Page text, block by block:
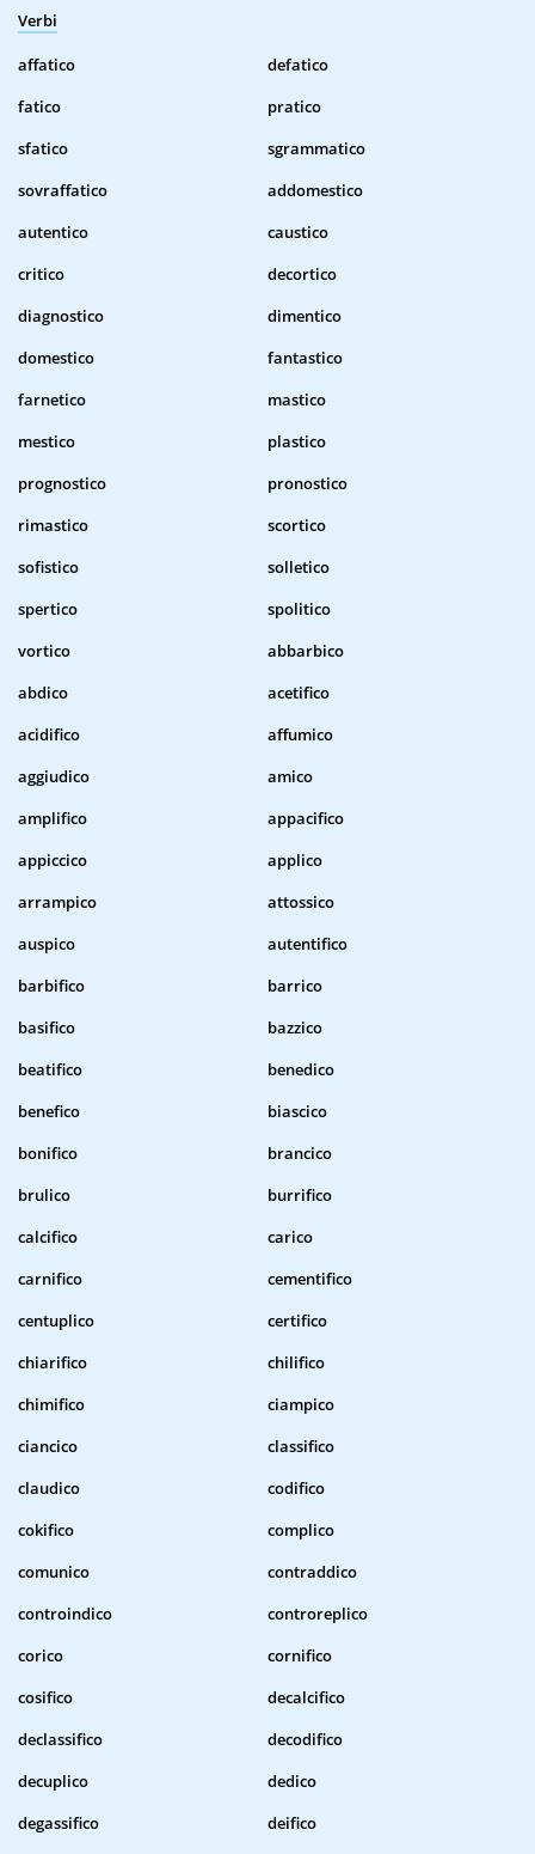
Verbi
affatico
defatico
fatico
pratico
sfatico
sgrammatico
sovraffatico
addomestico
autentico
caustico
critico
decortico
diagnostico
dimentico
domestico
fantastico
farnetico
mastico
mestico
plastico
prognostico
pronostico
rimastico
scortico
sofistico
solletico
spertico
spolitico
vortico
abbarbico
abdico
acetifico
acidifico
affumico
aggiudico
amico
amplifico
appacifico
appiccico
applico
arrampico
attossico
auspico
autentifico
barbifico
barrico
basifico
bazzico
beatifico
benedico
benefico
biascico
bonifico
brancico
brulico
burrifico
calcifico
carico
carnifico
cementifico
centuplico
certifico
chiarifico
chilifico
chimifico
ciampico
ciancico
classifico
claudico
codifico
cokifico
complico
comunico
contraddico
controindico
controreplico
corico
cornifico
cosifico
decalcifico
declassifico
decodifico
decuplico
dedico
degassifico
deifico